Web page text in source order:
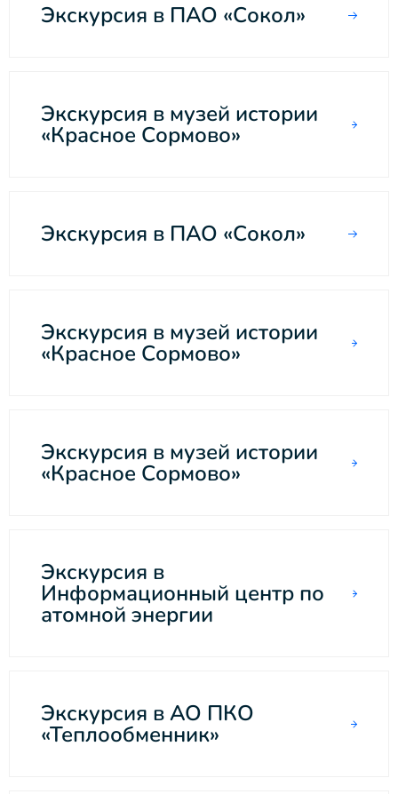
Экскурсия в ПАО «Сокол»
Экскурсия в музей истории
«Красное Сормово»
Экскурсия в ПАО «Сокол»
Экскурсия в музей истории
«Красное Сормово»
Экскурсия в музей истории
«Красное Сормово»
Экскурсия в
Информационный центр по
атомной энергии
Экскурсия в АО ПКО
«Теплообменник»